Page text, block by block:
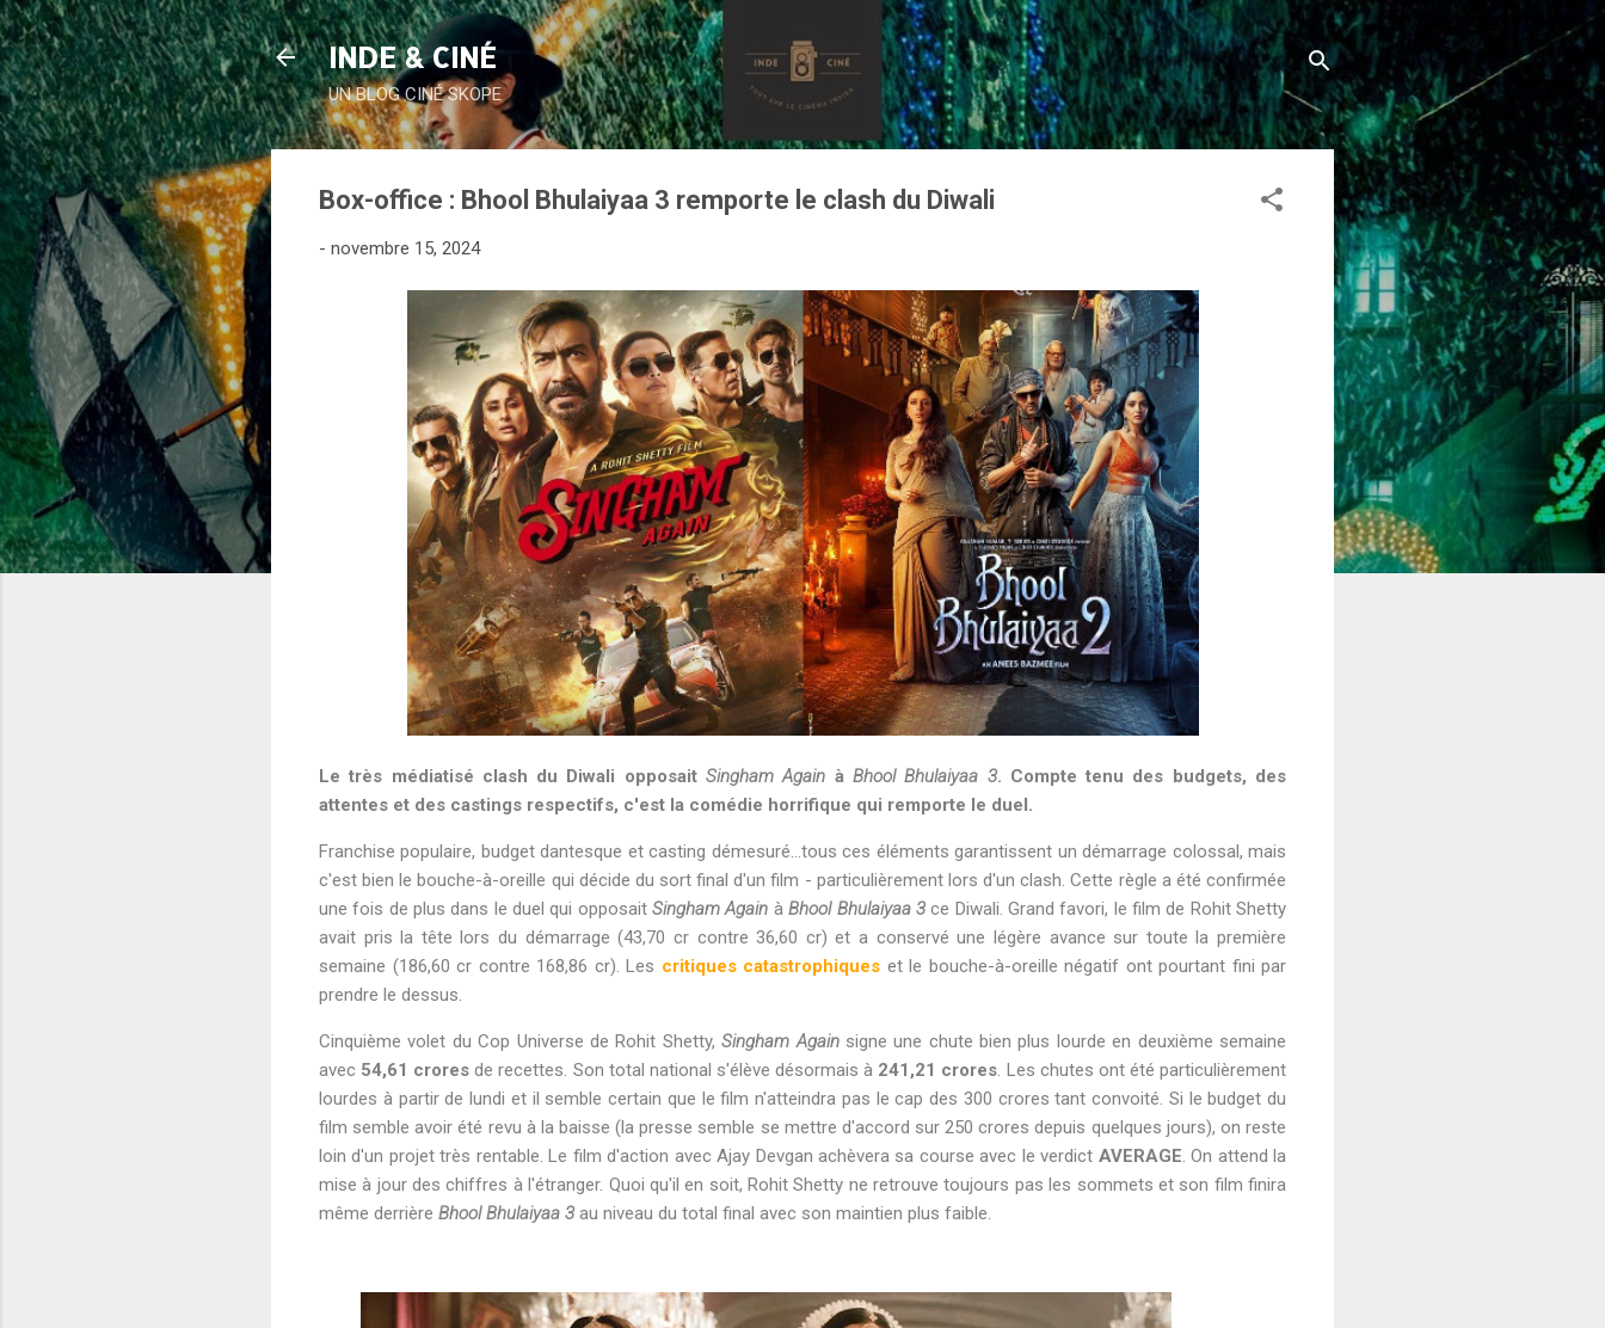
Accéder au contenu principal
INDE & CINÉ
UN BLOG CINÉ SKOPE
Box-office : Bhool Bhulaiyaa 3 remporte le clash du Diwali
- novembre 15, 2024
Le très médiatisé clash du Diwali opposaitSingham Again à Bhool Bhulaiyaa 3. Compte tenu des budgets, des
attentes et des castings respectifs, c'est la comédie horrifique qui remporte le duel.
Franchise populaire, budget dantesque et casting démesuré...tous ces éléments garantissent un démarrage colossal, mais
c'est bien le bouche-à-oreille qui décide du sort final d'un film - particulièrement lors d'un clash. Cette règle a été confirmée
une fois de plus dans le duel qui opposaitSingham Again àBhool Bhulaiyaa 3ce Diwali. Grand favori, le film de Rohit Shetty
avait pris la tête lors du démarrage (43,70 cr contre 36,60 cr) et a conservé une légère avance sur toute la première
semaine (186,60 cr contre 168,86 cr). Les critiques catastrophiques et le bouche-à-oreille négatif ont pourtant fini par
prendre le dessus.
Cinquième volet du Cop Universe de Rohit Shetty,Singham Againsigne une chute bien plus lourde en deuxième semaine
avec 54,61 crores de recettes. Son total national s'élève désormais à 241,21 crores. Les chutes ont été particulièrement
lourdes à partir de lundi et il semble certain que le film n'atteindra pas le cap des 300 crores tant convoité. Si le budget du
film semble avoir été revu à la baisse (la presse semble se mettre d'accord sur 250 crores depuis quelques jours), on reste
loin d'un projet très rentable. Le film d'action avec Ajay Devgan achèvera sa course avec le verdict AVERAGE. On attend la
mise à jour des chiffres à l'étranger. Quoi qu'il en soit, Rohit Shetty ne retrouve toujours pas les sommets et son film finira
même derrière Bhool Bhulaiyaa 3 au niveau du total final avec son maintien plus faible.